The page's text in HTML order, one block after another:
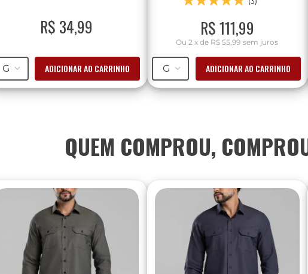
R$ 34,99
G ADICIONAR AO CARRINHO
R$111,99
Ou2 x de R$ 55,99 sem juros
G ADICIONAR AO CARRINHO
QUEM COMPROU,